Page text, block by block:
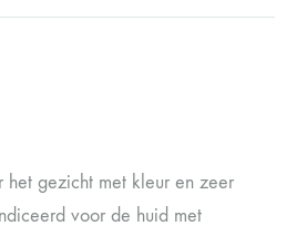
het gezicht met kleur en zeer
voor de huid met